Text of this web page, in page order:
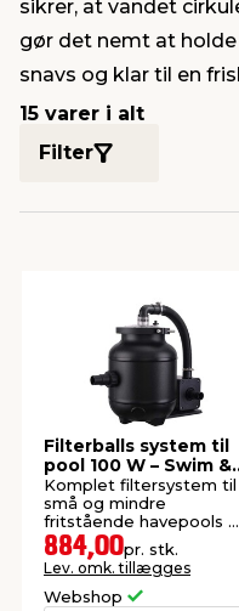
brædder
& ukrudt
& opbevaring
& persienner
& standere
& syltning
& ventilation
kloak
Home
& fugemasse
& spande
underholdning
sikrer, at vandet
gør det nemt at
snavs og klar til en
15 varer i alt
Filter
Filterballs system til
pool 100 W – Swim &
Fun
Komplet filtersystem til
små og mindre
fritstående havepools på
op til 14 m³ vand.
884,00pr. stk.
Lev. omk. tillægges
Webshop